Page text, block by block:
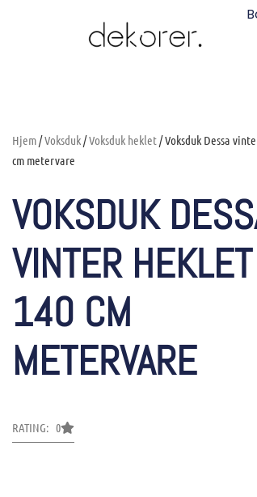
Hjem/Voksduk/Voksduk heklet/ Voksduk Dessa
cm metervare
VOKSDUK
VINTER HEKLET
140 CM
METERVARE
RATING: 0